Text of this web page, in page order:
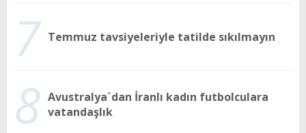
7 Temmuz tavsiyeleriyle tatilde sıkılmayın
8 Avustralya´dan İranlı kadın futbolculara
vatandaşlık